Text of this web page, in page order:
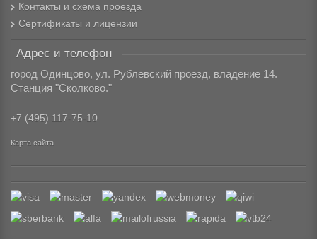
Контакты и схема проезда
Сертификаты и лицензии
Адрес и телефон
город Одинцово, ул. Рублевский проезд, владение 14.
Станция "Сколково."
+7 (495) 117-75-10
Карта сайта